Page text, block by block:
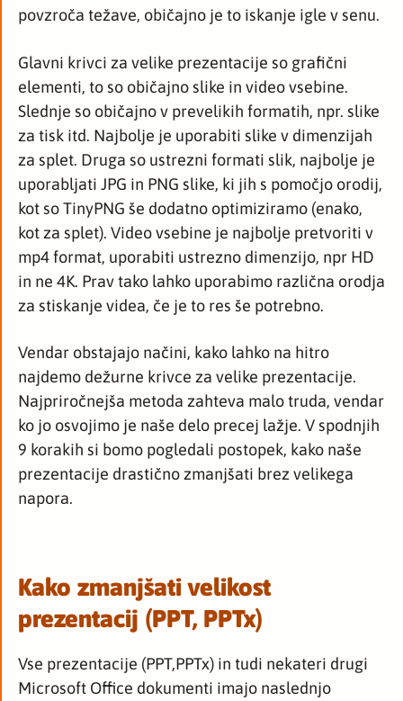
povzroča težave, običajno je to iskanje igle v senu.
Glavni krivci za velike prezentacije so grafični
elementi, to so običajno slike in video vsebine.
Slednje so običajno v prevelikih formatih, npr. slike
za tisk itd. Najbolje je uporabiti slike v dimenzijah
za splet. Druga so ustrezni formati slik, najbolje je
uporabljati JPG in PNG slike, ki jih s pomočjo orodij,
kot so TinyPNG še dodatno optimiziramo (enako,
kot za splet). Video vsebine je najbolje pretvoriti v
mp4 format, uporabiti ustrezno dimenzijo, npr HD
in ne 4K. Prav tako lahko uporabimo različna orodja
za stiskanje videa, če je to res še potrebno.
Vendar obstajajo načini, kako lahko na hitro
najdemo dežurne krivce za velike prezentacije.
Najpriročnejša metoda zahteva malo truda, vendar
ko jo osvojimo je naše delo precej lažje. V spodnjih
9 korakih si bomo pogledali postopek, kako naše
prezentacije drastično zmanjšati brez velikega
napora.
Kako zmanjšati velikost
prezentacij (PPT, PPTx)
Vse prezentacije (PPT,PPTx) in tudi nekateri drugi
Microsoft Office dokumenti imajo naslednjo